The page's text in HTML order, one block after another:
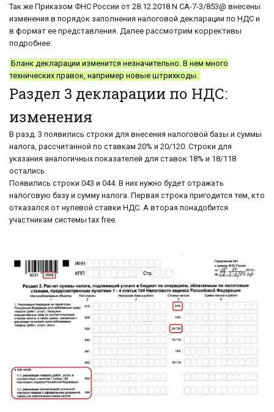
Так же При­ка­зом ФНС Рос­сии от 28.12.2018 N СА-7-3/853@ вне­се­ны
из­ме­не­ния в по­ря­док за­пол­не­ния на­ло­го­вой де­кла­ра­ции по НДС и
в фор­мат ее пред­став­ле­ния. Далее рассмотрим коррективы
подробнее.
Бланк декларации изменится незначительно. В нем много
технических правок, например новые штрихкоды.
Раздел 3 декларации по НДС:
изменения
В разд. 3 появились строки для внесения налоговой базы и суммы
налога, рассчитанной по ставкам 20% и 20/120. Строки для
указания аналогичных показателей для ставок 18% и 18/118
остались.
Появились строки 043 и 044. В них нужно будет отражать
налоговую базу и сумму налога. Первая строка пригодится тем, кто
отказался от нулевой ставки НДС. А вторая понадобится
участникам системы tax free.